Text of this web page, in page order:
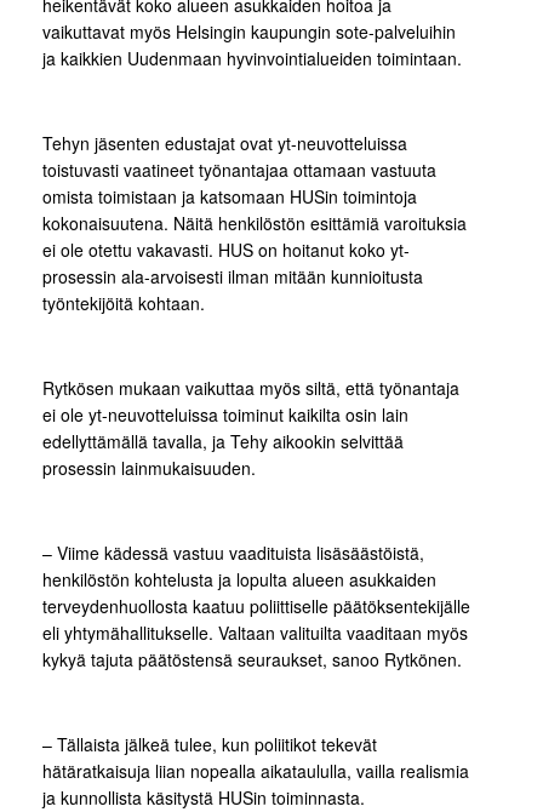
heikentävät koko alueen asukkaiden hoitoa ja
vaikuttavat myös Helsingin kaupungin sote-palveluihin
ja kaikkien Uudenmaan hyvinvointialueiden toimintaan.
Tehyn jäsenten edustajat ovat yt-neuvotteluissa
toistuvasti vaatineet työnantajaa ottamaan vastuuta
omista toimistaan ja katsomaan HUSin toimintoja
kokonaisuutena. Näitä henkilöstön esittämiä varoituksia
ei ole otettu vakavasti. HUS on hoitanut koko yt-
prosessin ala-arvoisesti ilman mitään kunnioitusta
työntekijöitä kohtaan.
Rytkösen mukaan vaikuttaa myös siltä, että työnantaja
ei ole yt-neuvotteluissa toiminut kaikilta osin lain
edellyttämällä tavalla, ja Tehy aikookin selvittää
prosessin lainmukaisuuden.
– Viime kädessä vastuu vaadituista lisäsäästöistä,
henkilöstön kohtelusta ja lopulta alueen asukkaiden
terveydenhuollosta kaatuu poliittiselle päätöksentekijälle
eli yhtymähallitukselle. Valtaan valituilta vaaditaan myös
kykyä tajuta päätöstensä seuraukset, sanoo Rytkönen.
– Tällaista jälkeä tulee, kun poliitikot tekevät
hätäratkaisuja liian nopealla aikataululla, vailla realismia
ja kunnollista käsitystä HUSin toiminnasta.